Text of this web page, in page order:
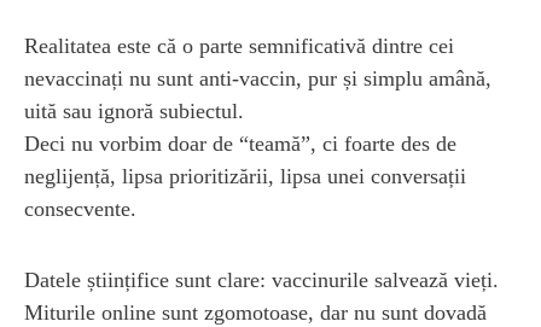
Realitatea este că o parte semnificativă dintre cei
nevaccinați nu sunt anti-vaccin, pur și simplu amână,
uită sau ignoră subiectul.
Deci nu vorbim doar de “teamă”, ci foarte des de
neglijență, lipsa prioritizării, lipsa unei conversații
consecvente.
Datele științifice sunt clare: vaccinurile salvează vieți.
Miturile online sunt zgomotoase, dar nu sunt dovadă